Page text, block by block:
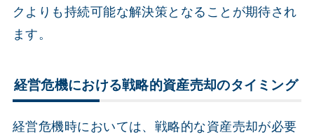
クよりも持続可能な解決策となることが期待され
ます。
経営危機における戦略的資産売却のタイミング
経営危機時においては、戦略的な資産売却が必要